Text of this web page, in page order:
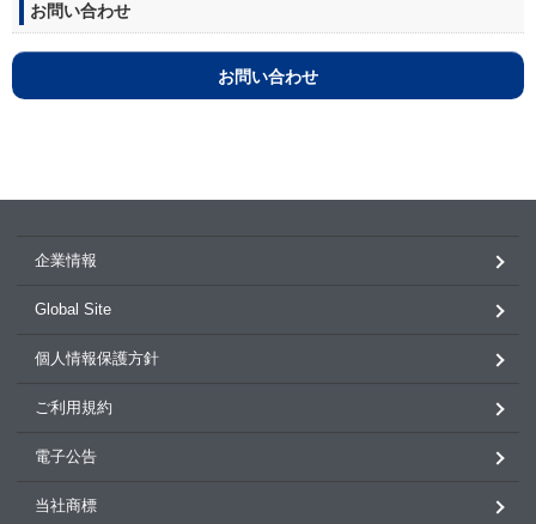
お問い合わせ
お問い合わせ
企業情報
Global Site
個人情報保護方針
ご利用規約
電子公告
当社商標